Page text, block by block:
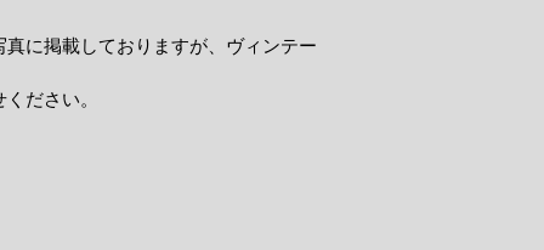
に掲載しておりますが、ヴィンテー
ださい。